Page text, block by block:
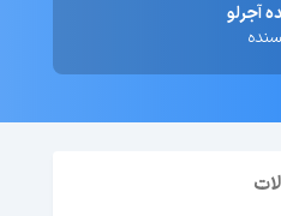
آجرلو